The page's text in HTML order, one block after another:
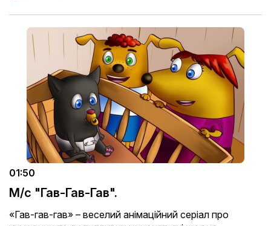
01:50
М/с "Гав-Гав-Гав".
«Гав-гав-гав» – веселий анімаційний серіал про